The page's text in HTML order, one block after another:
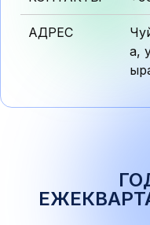
АДРЕС
а,